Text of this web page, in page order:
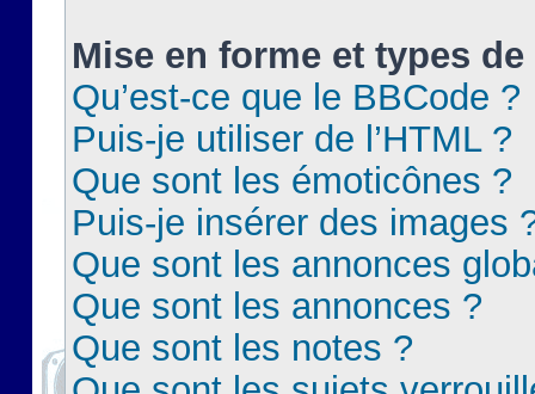
Mise en forme et types
Qu’est-ce que le BBCode ?
Puis-je utiliser de l’HTML ?
Que sont les émoticônes ?
Puis-je insérer des images
Que sont les annonces
Que sont les annonces ?
Que sont les notes ?